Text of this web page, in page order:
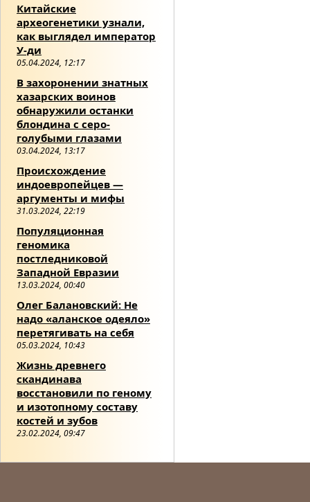
Китайские
археогенетики узнали,
как выглядел император
У-ди
05.04.2024, 12:17
В захоронении знатных
хазарских воинов
обнаружили останки
блондина с серо-
голубыми глазами
03.04.2024, 13:17
Происхождение
индоевропейцев —
аргументы и мифы
31.03.2024, 22:19
Популяционная
геномика
постледниковой
Западной Евразии
13.03.2024, 00:40
Олег Балановский: Не
надо «аланское одеяло»
перетягивать на себя
05.03.2024, 10:43
Жизнь древнего
скандинава
восстановили по геному
и изотопному составу
костей и зубов
23.02.2024, 09:47